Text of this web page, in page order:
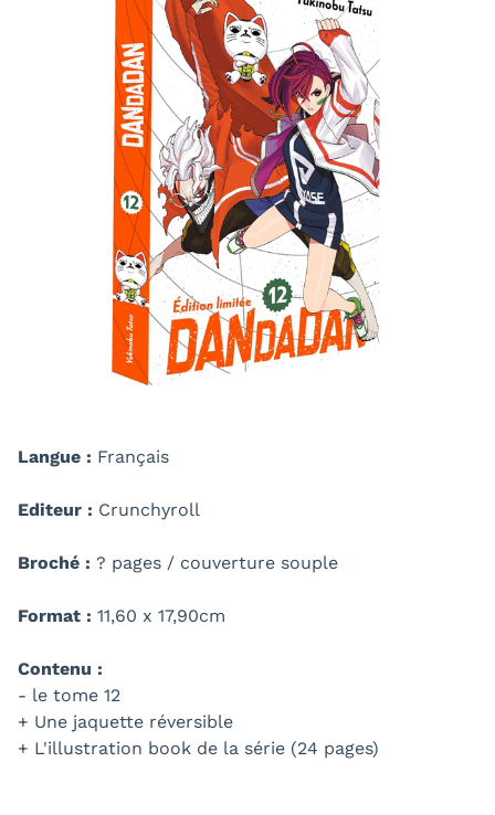
Langue : Français
Editeur : Crunchyroll
Broché : ? pages / couverture souple
Format : 11,60 x 17,90cm
Contenu :
- le tome 12
+ Une jaquette réversible
+ L'illustration book de la série (24 pages)